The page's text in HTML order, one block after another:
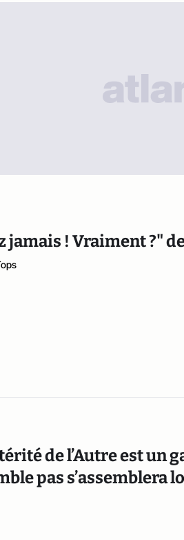
jamais ! Vraiment ?"
de l’Autre est un
pas s’assemblera